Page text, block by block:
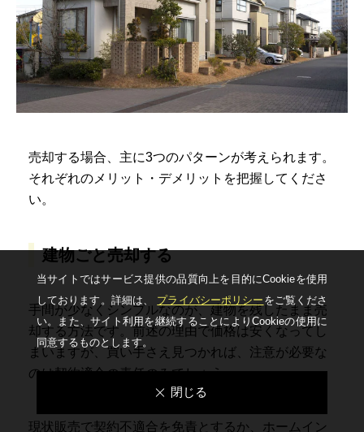
売却する場合、主に3つのパターンが考えられます。
それぞれのメリット・デメリットを把握してくださ
い。
建物ごと売却する
手間が少なくシンプルなのが、建物を残したまま売
却する方法です。前述の理由で価格は安くなってし
まいますが、買い手さえ見つかれば、注意が必要な
のは契約適合の責任のみでしょう。
現状販売で契約不適合を免責とするか、ホームイン
当サイトではサービス提供の品質向上を⽬的にCookieを使⽤
しております。詳細は、 プライバシーポリシー をご覧くださ
い。
また、サイト利⽤を継続することによりCookieの使⽤に
同意するものとします。
閉じる